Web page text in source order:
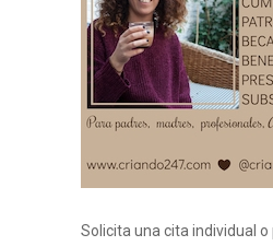
Solicita una cita individual o